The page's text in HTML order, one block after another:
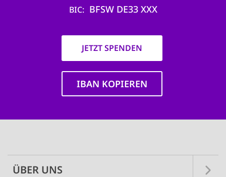
BIC BFSW DE33 XXX
JETZT SPENDEN
IBAN KOPIEREN
ÜBER UNS